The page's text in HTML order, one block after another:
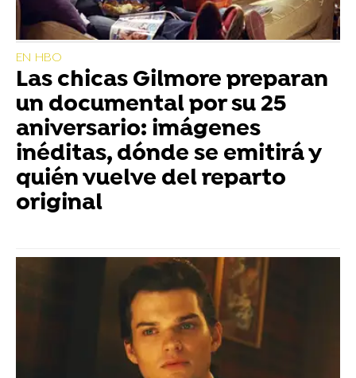
EN HBO
Las chicas Gilmore preparan
un documental por su 25
aniversario: imágenes
inéditas, dónde se emitirá y
quién vuelve del reparto
original